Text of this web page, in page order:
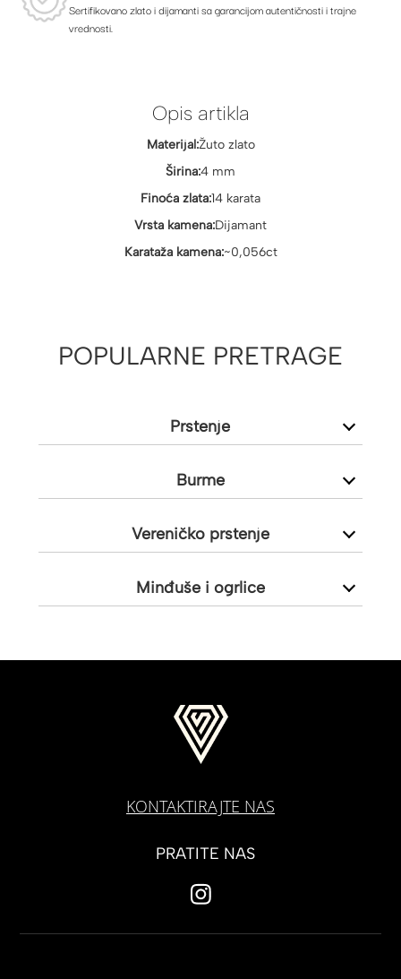
Sertifikovano zlato i dijamanti sa garancijom autentičnosti i trajne
vrednosti.
Opis artikla
Materijal:Žuto zlato
Širina:4 mm
Finoća zlata:14 karata
Vrsta kamena:Dijamant
Karataža kamena:~0,056ct
POPULARNE PRETRAGE
Prstenje
Burme
Vereničko prstenje
Minđuše i ogrlice
KONTAKTIRAJTE NAS
PRATITE NAS